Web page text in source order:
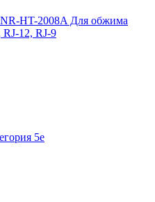
HT-2008A Для обжима
RJ-12, RJ-9
5е